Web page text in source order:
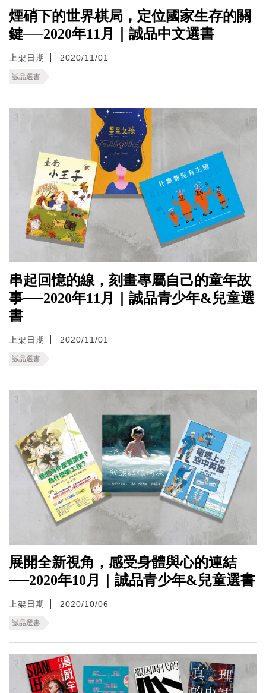
煙硝下的世界棋局，定位國家生存的關
鍵──2020年11月｜誠品中文選書
上架日期 2020/11/01
誠品選書
串起回憶的線，刻畫專屬自己的童年故
事──2020年11月｜誠品青少年&兒童選
書
上架日期 2020/11/01
誠品選書
展開全新視角，感受身體與心的連結
──2020年10月｜誠品青少年&兒童選書
上架日期 2020/10/06
誠品選書